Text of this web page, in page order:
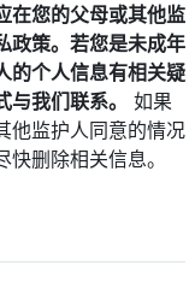
在您的父母或其他监
政策。若您是未成年
的个人信息有相关疑
我们联系。
如果
他监护人同意的情况
删除相关信息。